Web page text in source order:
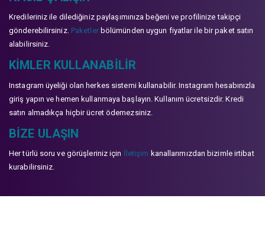
Kredileriniz ile dilediğiniz paylaşımınıza beğeni ve profilinize takipçi
gönderebilirsiniz. Paketlerbölümünden uygun fiyatlar ile bir paket satın
alabilirsiniz.
KIMLER KULLANABILIR
Instagram üyeliği olan herkes sistemi kullanabilir. Instagram hesabınızla
giriş yapın ve hemen kullanmaya başlayın. Kullanım ücretsizdir. Kredi
satın almadıkça hiçbir ücret ödemezsiniz.
BIZE ULAŞIN
Her türlü soru ve görüşleriniz için İletişim kanallarımızdan bizimle irtibat
kurabilirsiniz.